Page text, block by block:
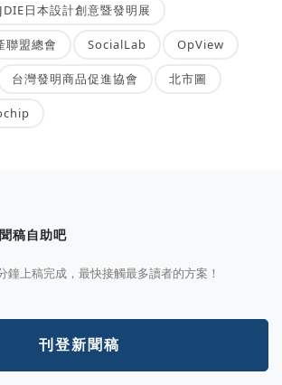
JDIE日本設計創意暨發明展
聯盟總會 SocialLab OpView
台灣發明商品促進協會 北市圖
稿自助吧
鐘上稿完成，最快接觸最多讀者的方案！
刊登新聞稿